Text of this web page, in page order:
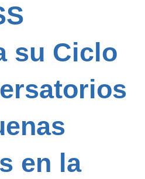
su Ciclo
en la